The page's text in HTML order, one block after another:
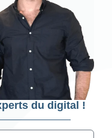
du digital !